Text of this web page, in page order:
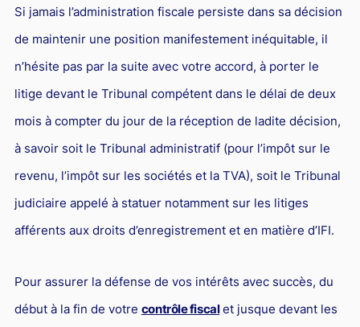
Si jamais l’administration fiscale persiste dans sa décision
de maintenir une position manifestement inéquitable, il
n’hésite pas par la suite avec votre accord, à porter le
litige devant le Tribunal compétent dans le délai de deux
mois à compter du jour de la réception de ladite décision,
à savoir soit le Tribunal administratif (pour l’impôt sur le
revenu, l’impôt sur les sociétés et la TVA), soit le Tribunal
judiciaire appelé à statuer notamment sur les litiges
afférents aux droits d’enregistrement et en matière d’IFI.
Pour assurer la défense de vos intérêts avec succès, du
début à la fin de votre contrôle fiscalet jusque devant les